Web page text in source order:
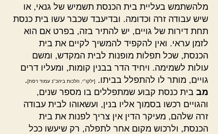
מלהשתמש בעליית בית הכנסת תשמיש של גנאי, או
שיש עבודה זרה וכדומה. ובדיעבד שכבר עשו בית כנסת
תחת דירות של גויים, יש להתיר בזה, בפרט אם הוא
לזמן עראי. ואין להקפיד להמשיך לקיים את בית
הכנסת, שכל תפלות מופנות לבית המקדש, ומשם
עולות לשמימה. ויחיד הדר בבנין קומות, ומעליו דרים
גויים, מותר לו להתפלל בביתו.
[ילקו"י, הלכות ביהכ"נ עמוד רסח].
מב בית כנסת קבוע שמתפללים בו מספר שנים,
והגויים רכשו בסמוך אליו בנין, ועשאוהו לבית עבודה
זרה שלהם, מעיקר הדין אין צריך לפנות את בית
הכנסת, ולרכוש מקום אחר לתפלה, רק שיעשו ככל